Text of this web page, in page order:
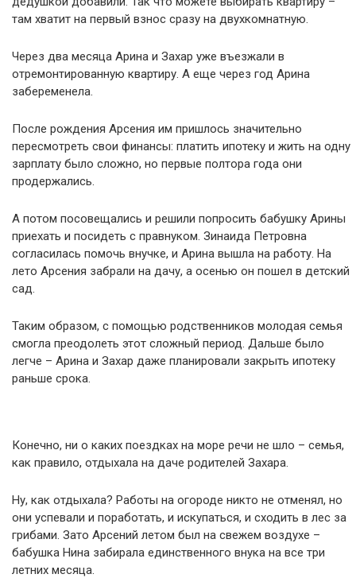
там хватит на первый взнос сразу на двухкомнатную.
Через два месяца Арина и Захар уже въезжали в
отремонтированную квартиру. А еще через год Арина
забеременела.
После рождения Арсения им пришлось значительно
пересмотреть свои финансы: платить ипотеку и жить на одну
зарплату было сложно, но первые полтора года они
продержались.
А потом посовещались и решили попросить бабушку Арины
приехать и посидеть с правнуком. Зинаида Петровна
согласилась помочь внучке, и Арина вышла на работу. На
лето Арсения забрали на дачу, а осенью он пошел в детский
сад.
Таким образом, с помощью родственников молодая семья
смогла преодолеть этот сложный период. Дальше было
легче – Арина и Захар даже планировали закрыть ипотеку
раньше срока.
Конечно, ни о каких поездках на море речи не шло – семья,
как правило, отдыхала на даче родителей Захара.
Ну, как отдыхала? Работы на огороде никто не отменял, но
они успевали и поработать, и искупаться, и сходить в лес за
грибами. Зато Арсений летом был на свежем воздухе –
бабушка Нина забирала единственного внука на все три
летних месяца.